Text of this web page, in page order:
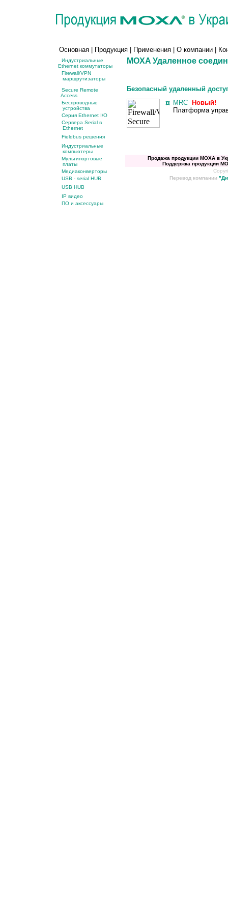
Основная Продукция Применения О компании
Индустриальные
Ethernet коммутаторы
Firewall/VPN
маршрутизаторы
Secure Remote
Access
Беспроводные
устройства
Серия Ethernet I/O
Сервера Serial в
Ethernet
Fieldbus решения
Индустриальные
компьютеры
Мультипортовые
платы
Медиаконверторы
USB - serial HUB
USB HUB
IP видео
ПО и аксессуары
MOXA Удаленное
Безопасный удаленный
¤ MRC
Новый!
Платформа
Продажа продукции MOXA в
Поддержка продукции
Перевод компании "